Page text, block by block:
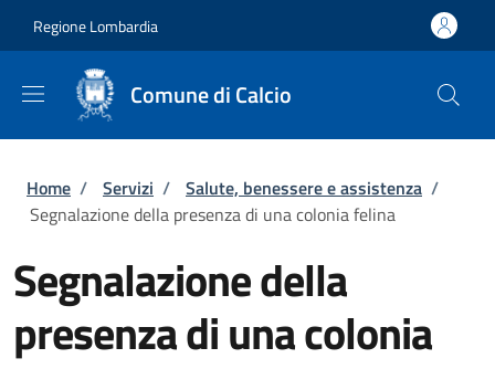
Regione Lombardia
Comune di Calcio
Briciole di pane
Home / Servizi / Salute, benessere e assistenza /
Segnalazione della presenza di una colonia felina
Segnalazione della
presenza di una colonia